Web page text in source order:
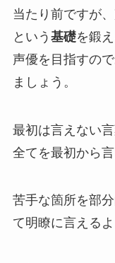
当たり前ですが
という 基礎を鍛
声優を目指すので
ましょう。
最初は言えない
全てを最初から
苦手な箇所を部
て明瞭に言える